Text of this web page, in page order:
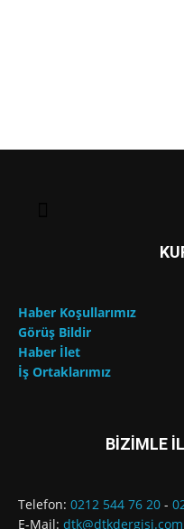
Haber Koşullarımız
Görüş Bildir
Haber İlet
İş Ortaklarımız
BİZİMLE
Telefon: 0212 544 76 20 -
E-Mail: dtk@dtkdergisi.com